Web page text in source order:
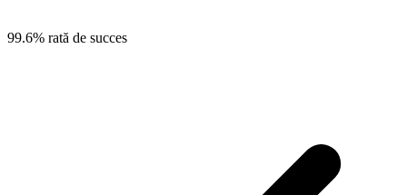
99.6% rată de succes